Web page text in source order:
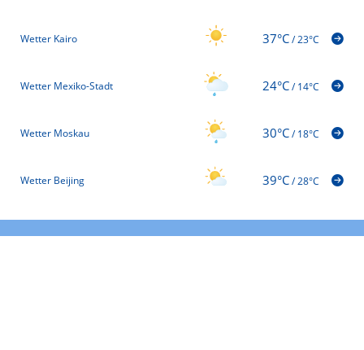
Wetter Kairo 37°C/23°C
Wetter Mexiko-Stadt 24°C/14°C
Wetter Moskau 30°C/18°C
Wetter Beijing 39°C/28°C